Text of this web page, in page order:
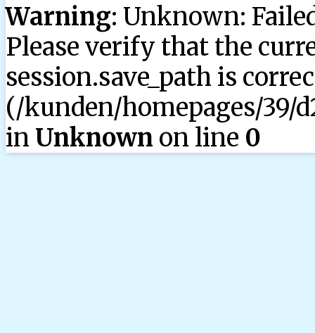
Warning: Unknown:
Please verify that the
session.save_path is
(/kunden/homepages/39/
in Unknown on line 0